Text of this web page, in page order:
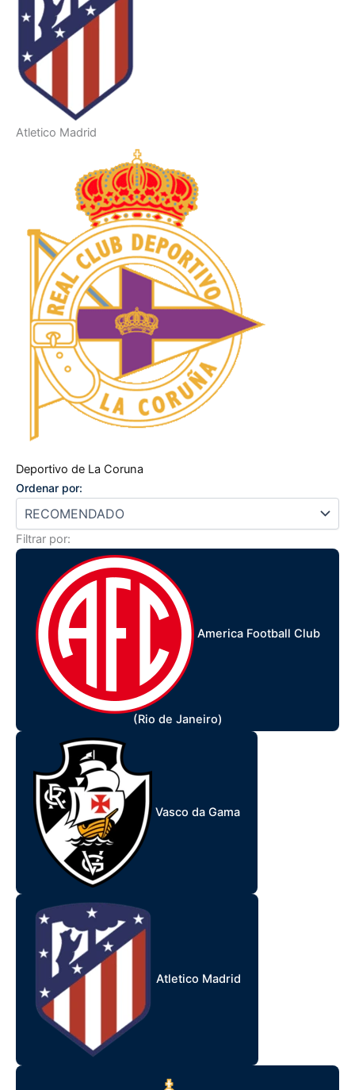
Atletico Madrid
Deportivo de La Coruna
Ordenar por:
Filtrar por:
America Football Club
(Rio de Janeiro)
Vasco da Gama
Atletico Madrid